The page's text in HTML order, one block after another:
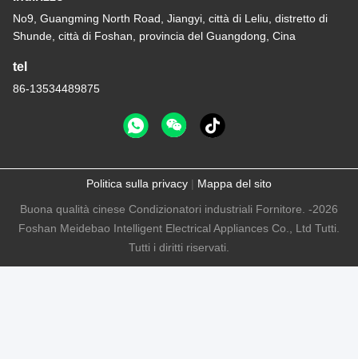
No9, Guangming North Road, Jiangyi, città di Leliu, distretto di
Shunde, città di Foshan, provincia del Guangdong, Cina
tel
86-13534489875
Politica sulla privacy | Mappa del sito
Buona qualità cinese Condizionatori industriali Fornitore. -2026
Foshan Meidebao Intelligent Electrical Appliances Co., Ltd Tutti.
Tutti i diritti riservati.